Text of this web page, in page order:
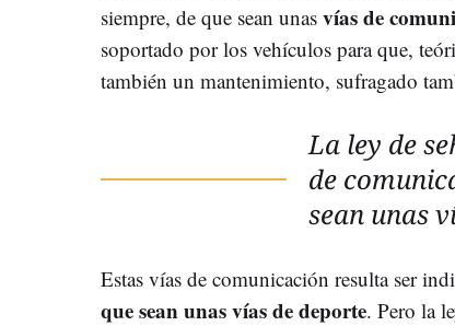
siempre, de que sean unas vías de
soportado por los vehículos para que,
también un mantenimiento, sufragado
La ley de
de
sean unas
Estas vías de comunicación resulta ser
que sean unas vías de deporte. Pero la